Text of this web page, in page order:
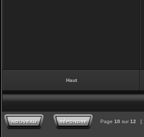
Haut
Page 10 sur 12 [